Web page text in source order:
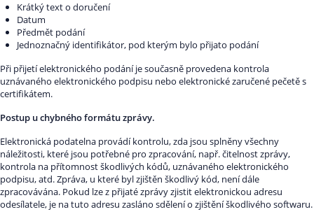
Krátký text o doručení
Datum
Předmět podání
Jednoznačný identifikátor, pod kterým bylo přijato podání
Při přijetí elektronického podání je současně provedena kontrola
uznávaného elektronického podpisu nebo elektronické zaručené pečetě s
certifikátem.
Postup u chybného formátu zprávy.
Elektronická podatelna provádí kontrolu, zda jsou splněny všechny
náležitosti, které jsou potřebné pro zpracování, např. čitelnost zprávy,
kontrola na přítomnost škodlivých kódů, uznávaného elektronického
podpisu, atd. Zpráva, u které byl zjištěn škodlivý kód, není dále
zpracovávána. Pokud lze z přijaté zprávy zjistit elektronickou adresu
odesílatele, je na tuto adresu zasláno sdělení o zjištění škodlivého softwaru.